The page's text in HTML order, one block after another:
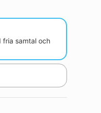
fria samtal och